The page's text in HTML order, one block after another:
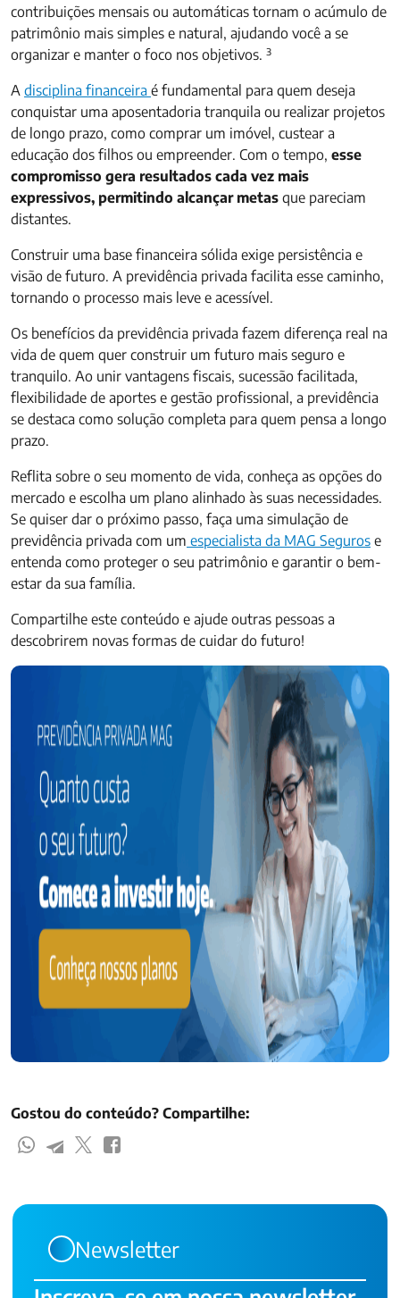
contribuições mensais ou automáticas tornam o acúmulo de
patrimônio mais simples e natural, ajudando você a se
organizar e manter o foco nos objetivos. ³
A disciplina financeira é fundamental para quem deseja
conquistar uma aposentadoria tranquila ou realizar projetos
de longo prazo, como comprar um imóvel, custear a
educação dos filhos ou empreender. Com o tempo, esse
compromisso gera resultados cada vez mais
expressivos, permitindo alcançar metas que pareciam
distantes.
Construir uma base financeira sólida exige persistência e
visão de futuro. A previdência privada facilita esse caminho,
tornando o processo mais leve e acessível.
Os benefícios da previdência privada fazem diferença real na
vida de quem quer construir um futuro mais seguro e
tranquilo. Ao unir vantagens fiscais, sucessão facilitada,
flexibilidade de aportes e gestão profissional, a previdência
se destaca como solução completa para quem pensa a longo
prazo.
Reflita sobre o seu momento de vida, conheça as opções do
mercado e escolha um plano alinhado às suas necessidades.
Se quiser dar o próximo passo, faça uma simulação de
previdência privada com um especialista da MAG Seguros e
entenda como proteger o seu patrimônio e garantir o bem-
estar da sua família.
Compartilhe este conteúdo e ajude outras pessoas a
descobrirem novas formas de cuidar do futuro!
Gostou do conteúdo? Compartilhe:
Newsletter